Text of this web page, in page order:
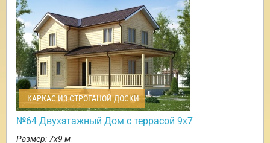
КАРКАС ИЗ СТРОГАНОЙ ДОСКИ
№64 Двухэтажный Дом с террасой 9х7
Размер: 7х9 м